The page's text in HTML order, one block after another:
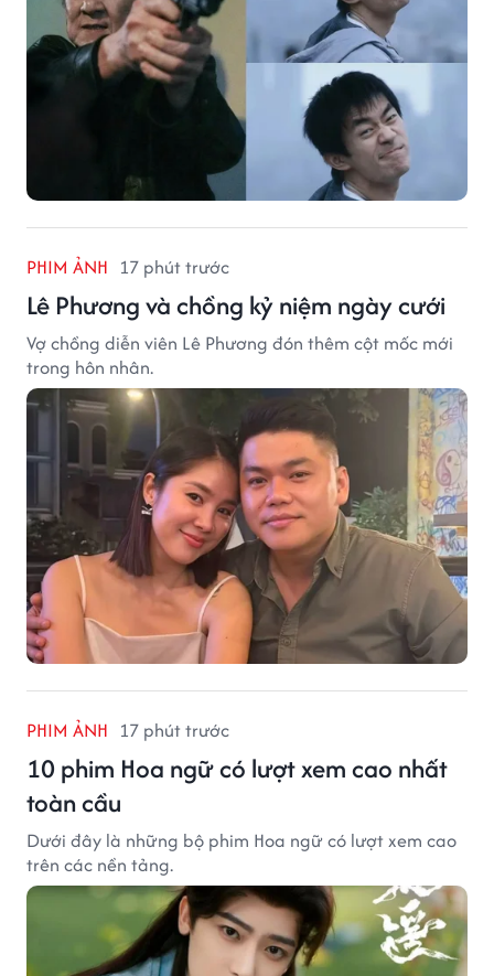
PHIM ẢNH 17 phút trước
Lê Phương và chồng kỷ niệm ngày cưới
Vợ chồng diễn viên Lê Phương đón thêm cột mốc mới
trong hôn nhân.
PHIM ẢNH 17 phút trước
10 phim Hoa ngữ có lượt xem cao nhất
toàn cầu
Dưới đây là những bộ phim Hoa ngữ có lượt xem cao
trên các nền tảng.